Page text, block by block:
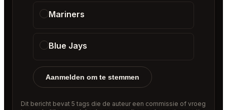
Mariners
Blue Jays
Aanmelden om te stemmen
Dit bericht bevat 5 tags die de auteur een commissie of vroeg